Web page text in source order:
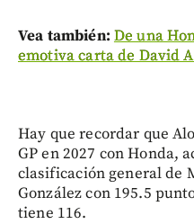
Vea también: De una
emotiva carta de David
Hay que recordar que
GP en 2027 con Honda,
clasificación general de
González con 195.5
tiene 116.